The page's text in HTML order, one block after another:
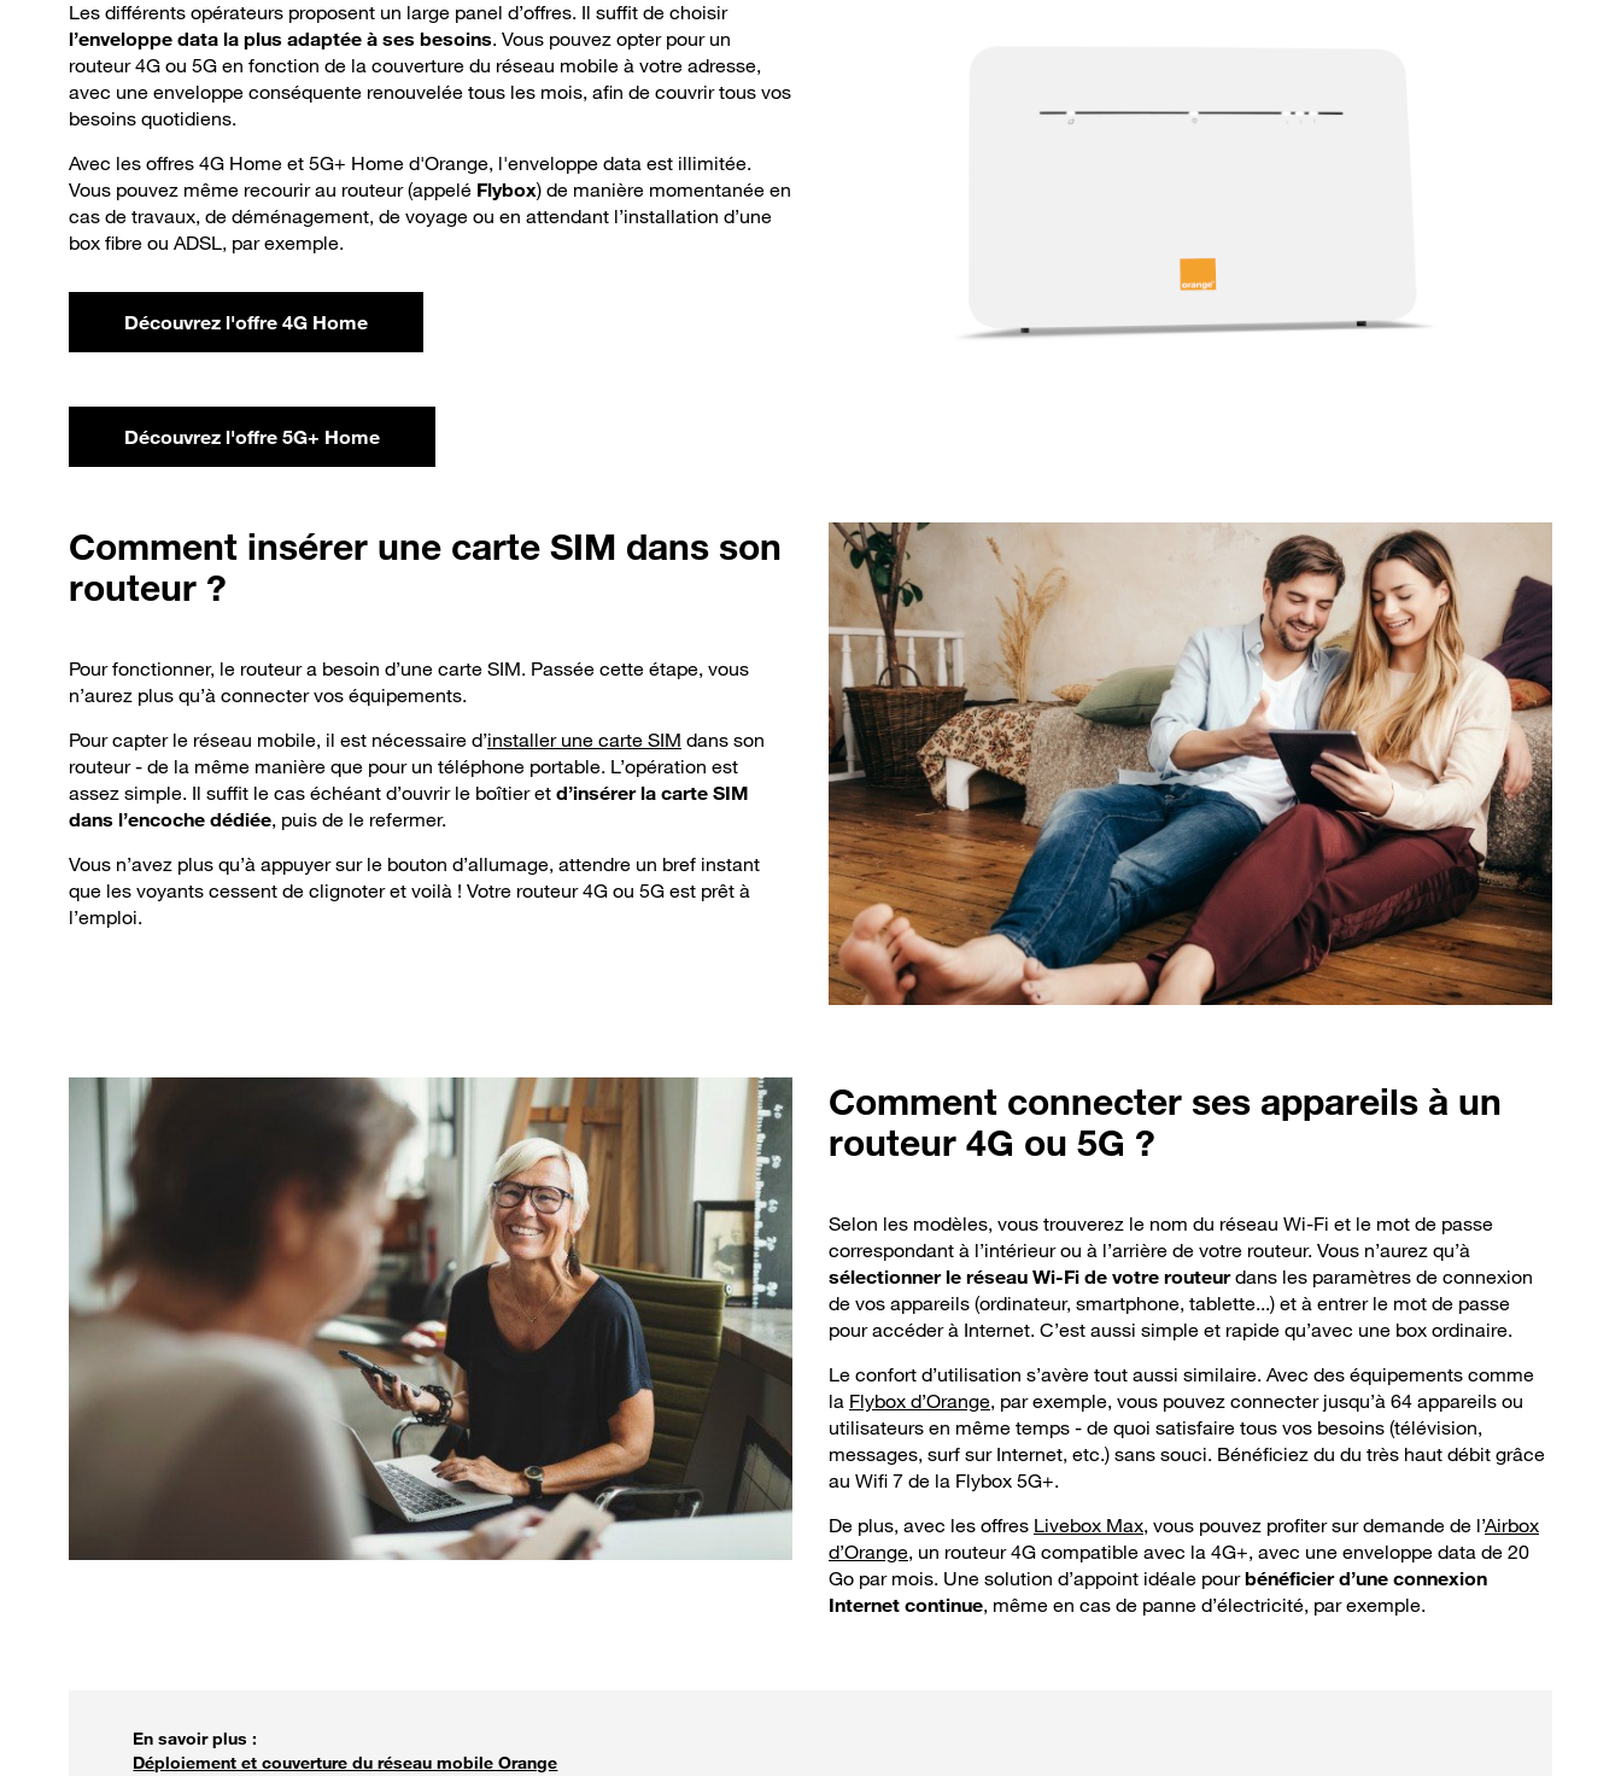
Les différents opérateurs proposent un large panel d’offres. Il suffit de choisir
l’enveloppe data la plus adaptée à ses besoins. Vous pouvez opter pour un
routeur 4G ou 5G en fonction de la couverture du réseau mobile à votre adresse,
avec une enveloppe conséquente renouvelée tous les mois, afin de couvrir tous vos
besoins quotidiens.
Avec les offres 4G Home et 5G+ Home d'Orange, l'enveloppe data est illimitée.
Vous pouvez même recourir au routeur (appelé Flybox) de manière momentanée en
cas de travaux, de déménagement, de voyage ou en attendant l’installation d’une
box fibre ou ADSL, par exemple.
Découvrez l'offre 4G Home
Découvrez l'offre 5G+ Home
Comment insérer une carte SIM dans son
routeur ?
Pour fonctionner, le routeur a besoin d’une carte SIM. Passée cette étape, vous
n’aurez plus qu’à connecter vos équipements.
Pour capter le réseau mobile, il est nécessaire d’installer une carte SIM dans son
routeur - de la même manière que pour un téléphone portable. L’opération est
assez simple. Il suffit le cas échéant d’ouvrir le boîtier et d’insérer la carte SIM
dans l’encoche dédiée, puis de le refermer.
Vous n’avez plus qu’à appuyer sur le bouton d’allumage, attendre un bref instant
que les voyants cessent de clignoter et voilà ! Votre routeur 4G ou 5G est prêt à
l’emploi.
Comment connecter ses appareils à un
routeur 4G ou 5G ?
Selon les modèles, vous trouverez le nom du réseau Wi-Fi et le mot de passe
correspondant à l’intérieur ou à l’arrière de votre routeur. Vous n’aurez qu’à
sélectionner le réseau Wi-Fi de votre routeurdans les paramètres de connexion
de vos appareils (ordinateur, smartphone, tablette...) et à entrer le mot de passe
pour accéder à Internet. C’est aussi simple et rapide qu’avec une box ordinaire.
Le confort d’utilisation s’avère tout aussi similaire. Avec des équipements comme
la Flybox d’Orange, par exemple, vous pouvez connecter jusqu’à 64 appareils ou
utilisateurs en même temps - de quoi satisfaire tous vos besoins (télévision,
messages, surf sur Internet, etc.) sans souci. Bénéficiez du du très haut débit grâce
au Wifi 7 de la Flybox 5G+.
De plus, avec les offres Livebox Max, vous pouvez profiter sur demande de l’Airbox
d’Orange, un routeur 4G compatible avec la 4G+, avec une enveloppe data de 20
Go par mois. Une solution d’appoint idéale pourbénéficier d’une connexion
Internet continue, même en cas de panne d’électricité, par exemple.
En savoir plus :
Déploiement et couverture du réseau mobile Orange